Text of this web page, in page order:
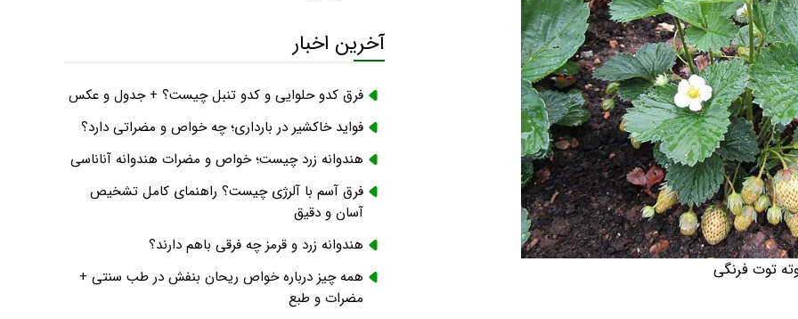
توت فرنگی
آخرین اخبار
فرق کدو حلوایی و کدو تنبل چیست؟ + جدول و عکس
فواید خاکشیر در بارداری؛ چه خواص و مضراتی دارد؟
هندوانه زرد چیست؛ خواص و مضرات هندوانه آناناسی
فرق آسم با آلرژی چیست؟ راهنمای کامل تشخیص
آسان و دقیق
هندوانه زرد و قرمز چه فرقی باهم دارند؟
همه چیز درباره خواص ریحان بنفش در طب سنتی +
مضرات و طبع